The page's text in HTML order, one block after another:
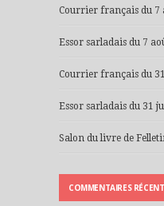
Courrier français du 7
Essor sarladais du 7
Courrier français du
Essor sarladais du 31
Salon du livre de
COMMENTAIRES